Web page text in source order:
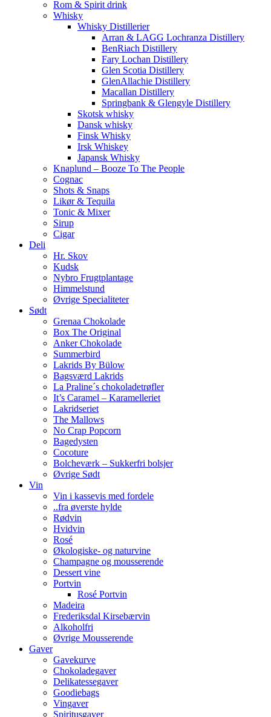
Rom & Spirit drink
Whisky
Whisky Distillerier
Arran & LAGG Lochranza Distillery
BenRiach Distillery
Fary Lochan Distillery
Glen Scotia Distillery
GlenAllachie Distillery
Macallan Distillery
Springbank & Glengyle Distillery
Skotsk whisky
Dansk whisky
Finsk Whisky
Irsk Whiskey
Japansk Whisky
Knaplund – Booze To The People
Cognac
Shots & Snaps
Likør & Tequila
Tonic & Mixer
Sirup
Cigar
Deli
Hr. Skov
Kudsk
Nybro Frugtplantage
Himmelstund
Øvrige Specialiteter
Sødt
Grenaa Chokolade
Box The Original
Anker Chokolade
Summerbird
Lakrids By Bülow
Bagsværd Lakrids
La Praline´s chokoladetrøfler
It’s Caramel – Karamelleriet
Lakridseriet
The Mallows
No Crap Popcorn
Bagedysten
Cocoture
Bolcheværk – Sukkerfri bolsjer
Øvrige Sødt
Vin
Vin i kassevis med fordele
..fra øverste hylde
Rødvin
Hvidvin
Rosé
Økologiske- og naturvine
Champagne og mousserende
Dessert vine
Portvin
Rosé Portvin
Madeira
Frederiksdal Kirsebærvin
Alkoholfri
Øvrige Mousserende
Gaver
Gavekurve
Chokoladegaver
Delikatessegaver
Goodiebags
Vingaver
Spiritusgaver